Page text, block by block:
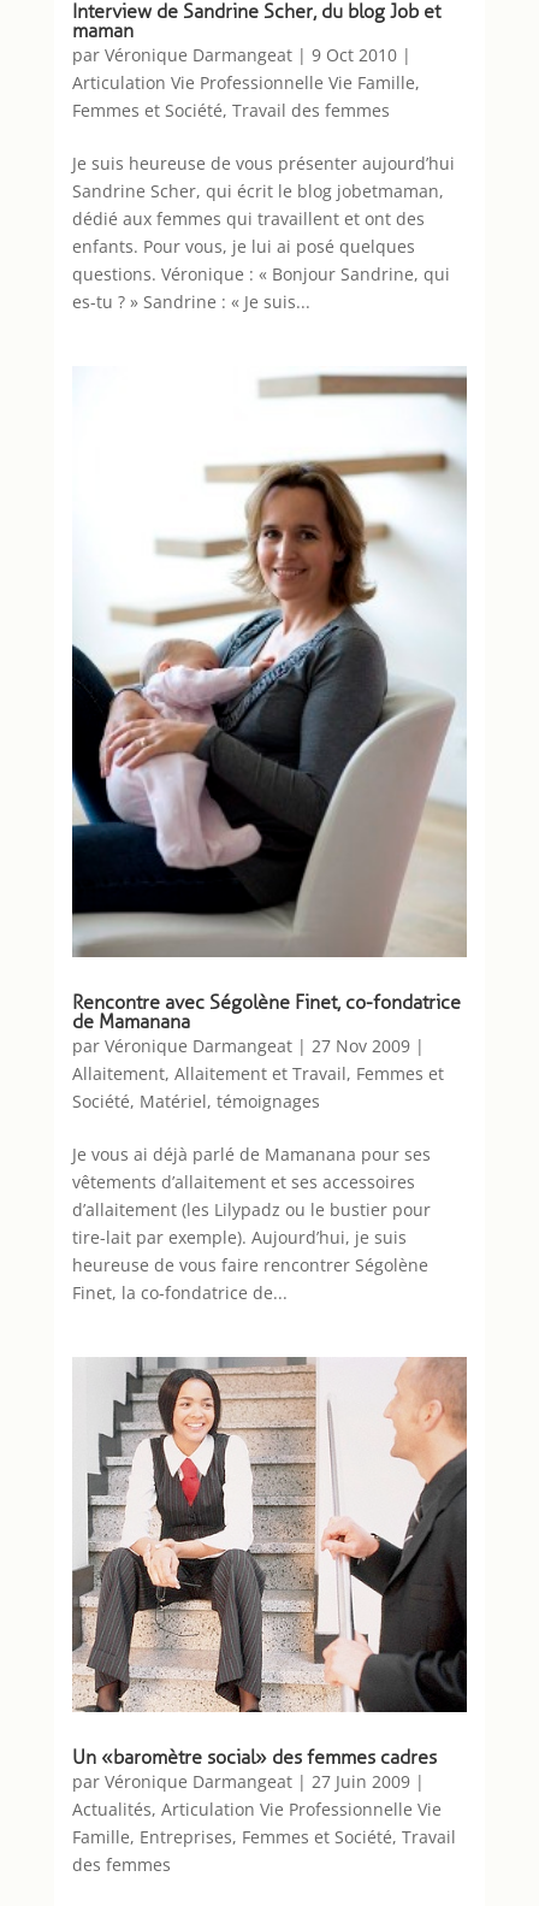
Interview de Sandrine Scher, du blog Job et
maman
par Véronique Darmangeat| 9 Oct 2010|
Articulation Vie Professionnelle Vie Famille,
Femmes et Société, Travail des femmes
Je suis heureuse de vous présenter aujourd’hui
Sandrine Scher, qui écrit le blog jobetmaman,
dédié aux femmes qui travaillent et ont des
enfants. Pour vous, je lui ai posé quelques
questions. Véronique : « Bonjour Sandrine, qui
es-tu ? » Sandrine : « Je suis...
Rencontre avec Ségolène Finet, co-fondatrice
de Mamanana
par Véronique Darmangeat| 27 Nov 2009|
Allaitement, Allaitement et Travail, Femmes et
Société, Matériel, témoignages
Je vous ai déjà parlé de Mamanana pour ses
vêtements d’allaitement et ses accessoires
d’allaitement (les Lilypadz ou le bustier pour
tire-lait par exemple). Aujourd’hui, je suis
heureuse de vous faire rencontrer Ségolène
Finet, la co-fondatrice de...
Un « baromètre social » des femmes cadres
par Véronique Darmangeat| 27 Juin 2009|
Actualités, Articulation Vie Professionnelle Vie
Famille, Entreprises, Femmes et Société, Travail
des femmes